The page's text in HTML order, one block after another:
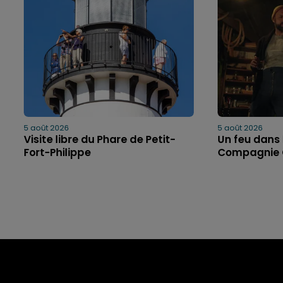
5 août 2026
Visite libre du Phare de Petit-
Fort-Philippe
5 août 2026
Un feu
Compagnie